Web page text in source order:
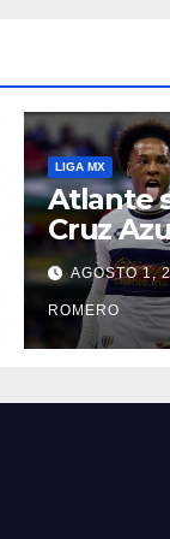
LIGA MX
Atlante
Cruz
Banorte
AGOSTO 1,
ROMERO